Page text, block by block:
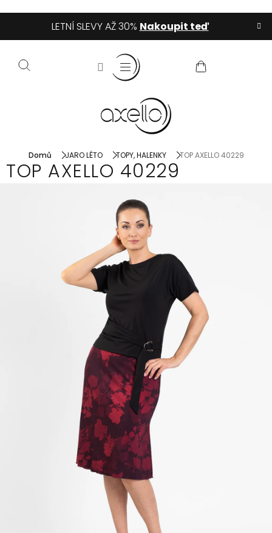
obsah
LETNÍ SLEVY AŽ 30% Nakoupit teď
Domů JARO LÉTO TOPY, HALENKY TOP AXELLO 40229
TOP AXELLO 40229